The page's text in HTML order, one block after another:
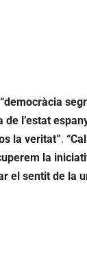
“democràcia
l’estat
la veritat”.
la
el sentit de la